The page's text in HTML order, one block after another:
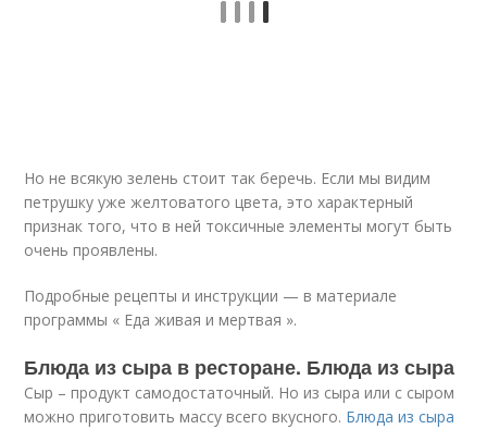
Но не всякую зелень стоит так беречь. Если мы видим
петрушку уже желтоватого цвета, это характерный
признак того, что в ней токсичные элементы могут быть
очень проявлены.
Подробные рецепты и инструкции — в материале
программы « Еда живая и мертвая ».
Блюда из сыра в ресторане. Блюда из сыра
Сыр – продукт самодостаточный. Но из сыра или с сыром
можно приготовить массу всего вкусного. Блюда из сыра